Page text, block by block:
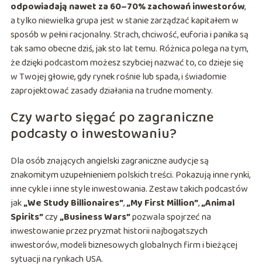
odpowiadają nawet za 60–70% zachowań inwestorów,
a tylko niewielka grupa jest w stanie zarządzać kapitałem w
sposób w pełni racjonalny. Strach, chciwość, euforia i panika są
tak samo obecne dziś, jak sto lat temu. Różnica polega na tym,
że dzięki podcastom możesz szybciej nazwać to, co dzieje się
w Twojej głowie, gdy rynek rośnie lub spada, i świadomie
zaprojektować zasady działania na trudne momenty.
Czy warto sięgać po zagraniczne
podcasty o inwestowaniu?
Dla osób znających angielski zagraniczne audycje są
znakomitym uzupełnieniem polskich treści. Pokazują inne rynki,
inne cykle i inne style inwestowania. Zestaw takich podcastów
jak„We Study Billionaires”,„My First Million”,„Animal
Spirits”czy„Business Wars”pozwala spojrzeć na
inwestowanie przez pryzmat historii najbogatszych
inwestorów, modeli biznesowych globalnych firm i bieżącej
sytuacji na rynkach USA.